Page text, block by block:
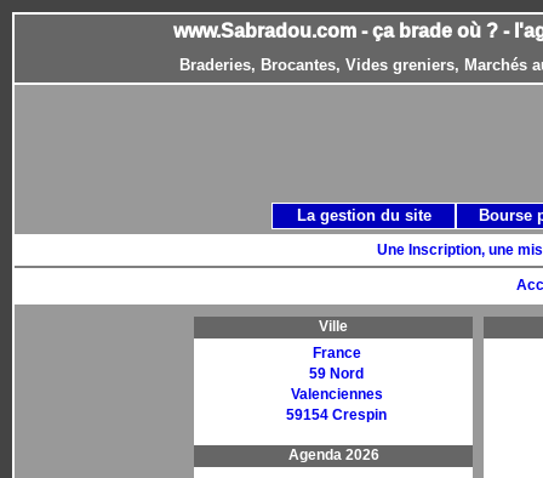
www.Sabradou.com - ça brade où ? -
Braderies, Brocantes, Vides greniers, Marchés
Une Inscription, une
Ville
France
59 Nord
Valenciennes
59154 Crespin
Agenda 2026
La gestion du site Bourse